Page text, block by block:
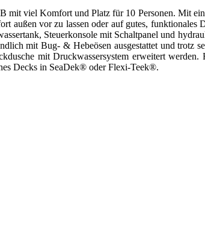
viel Komfort und Platz für 10 Personen. Mit
außen vor zu lassen oder auf gutes, funktionales
Steuerkonsole mit Schaltpanel und
mit Bug- & Hebeösen ausgestattet und trotz
mit Druckwassersystem erweitert
Decks in SeaDek® oder Flexi-Teek®.